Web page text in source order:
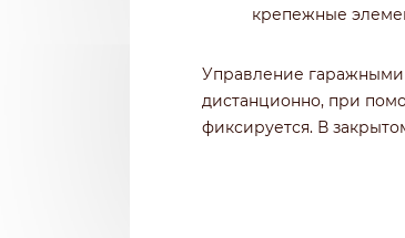
крепежные
Управление гаражными
дистанционно, при
фиксируется. В